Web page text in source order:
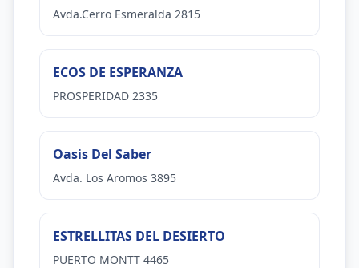
Avda.Cerro Esmeralda 2815
ECOS DE ESPERANZA
PROSPERIDAD 2335
Oasis Del Saber
Avda. Los Aromos 3895
ESTRELLITAS DEL DESIERTO
PUERTO MONTT 4465